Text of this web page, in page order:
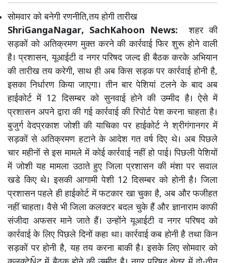
सोमवार को बनेगी रणनीति,तय होगी तारीख
ShriGangaNagar, SachKahoon News: शहर की
सड़कों को अतिक्रमण मुक्त करने की कार्रवाई फिर शुरू होने वाली
है। प्रशासन, यूआईटी व नगर परिषद जल्द ही बैठक करके अभियान
की तारीख तय करेगी, साथ ही अब किस सड़क पर कार्रवाई होनी है,
इसका निर्धारण किया जाएगा। तीन बार पेशियां टलने के बाद अब
हाईकोर्ट में 12 दिसम्बर को सुनवाई होने की उम्मीद है। ऐसे में
प्रशासन अपने द्वारा की गई कार्रवाई की रिपोर्ट पेश करना चाहता है।
बुजुर्ग वेदप्रकाश जोशी की याचिका पर हाईकोर्ट ने श्रीगंगानगर में
सड़कों से अतिक्रमण हटाने के आदेश गत वर्ष दिए थे। अब पिछले
चार महीनों से इस मामले में कोई कार्रवाई नहीं हो पाई। पिछली पेशियों
में जोशी यह मामला उठाते हुए जिला प्रशासन की मंशा पर सवाल
खडे किए थे। इसकी आगामी पेशी 12 दिसम्बर को होनी है। जिला
प्रशासन पहले ही हाईकोर्ट में फटकार खा चुका है, अब और फजीहत
नहीं चाहता। वैसे भी जिला कलक्टर बदल चुके हैं और ज्ञानाराम काफी
संजीदा अफसर माने जाते हैं। उन्होंने यूआईटी व नगर परिषद को
कार्रवाई के लिए पिछले दिनों कहा था। कार्रवाई कब होनी है तथा किन
सड़कों पर होनी है, यह तय करना बाकी है। इसके लिए सोमवार को